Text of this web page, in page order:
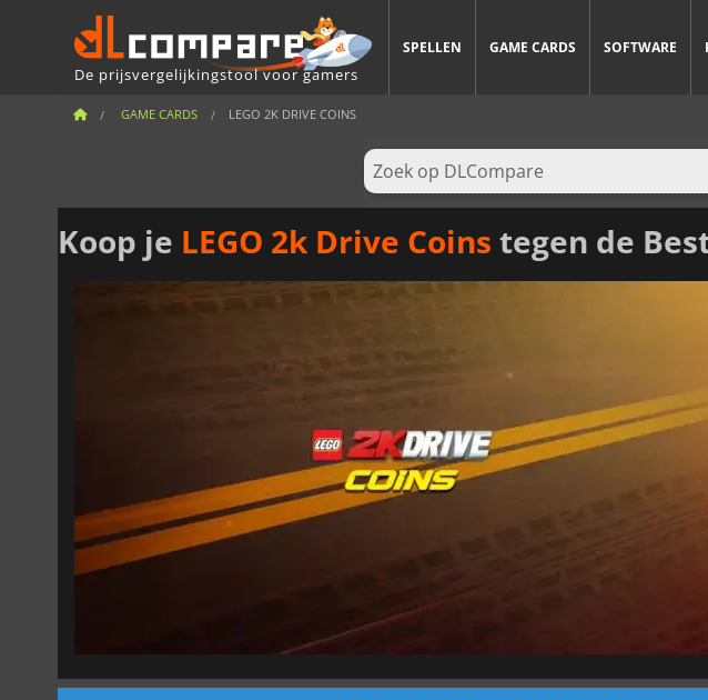
De prijsvergelijkingstool voor gamers
SPELLEN GAME CARDS SOFTWARE
GAME CARDS LEGO 2K DRIVE COINS
Koop je LEGO 2k Drive Coins tegen de